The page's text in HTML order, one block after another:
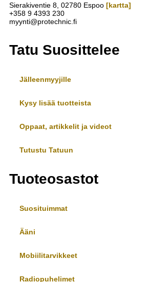
Sierakiventie 8, 02780 Espoo [kartta]
+358 9 4393 230
myynti@protechnic.fi
Tatu Suosittelee
Jälleenmyyjille
Kysy lisää tuotteista
Oppaat, artikkelit ja videot
Tutustu Tatuun
Tuoteosastot
Suosituimmat
Ääni
Mobiilitarvikkeet
Radiopuhelimet